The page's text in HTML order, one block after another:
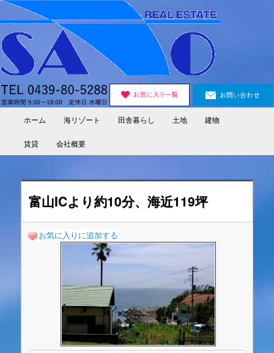
Skip
to
primary
content
ホーム 海リゾート 田舎暮らし 土地 建物
賃貸 会社概要
富山ICより約10分、海近119坪
お気に入りに追加する